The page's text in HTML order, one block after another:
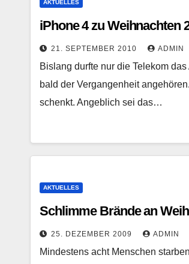
AKTUELLES
iPhone 4 zu Weihnachten
21. SEPTEMBER 2010 ADMIN
Bislang durfte nur die Telekom
bald der Vergangenheit
schenkt. Angeblich sei das…
AKTUELLES
Schlimme Brände an
25. DEZEMBER 2009 ADMIN
Mindestens acht Menschen